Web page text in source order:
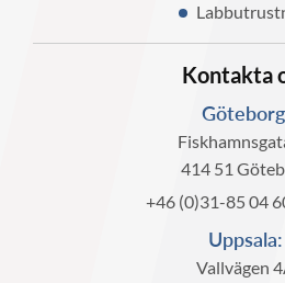
Kontakta
414 51
+46 (0)31-85 04
Uppsala:
Vallvägen